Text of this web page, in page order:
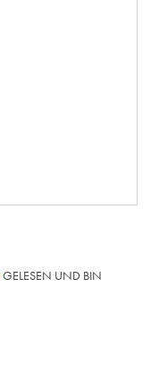
GELESEN UND BIN